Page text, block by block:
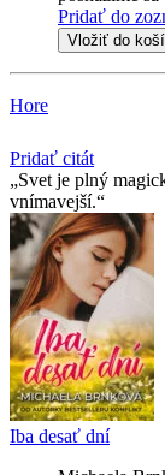
Pridať do
Vložiť do
Hore
Pridať citát
Svet je plný
vnímavejší.
Iba desať dní